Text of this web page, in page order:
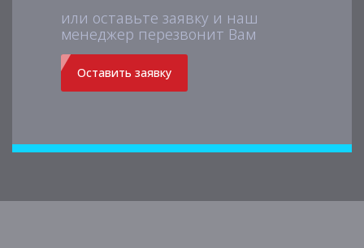
или оставьте заявку и наш
менеджер перезвонит Вам
Оставить заявку